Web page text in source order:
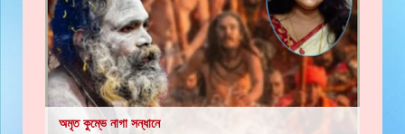
অমৃত কুম্ভে নাগা সন্ধানে